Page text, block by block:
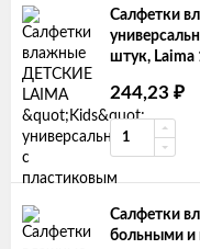
Салфетки
штук, Laima
244,23 ₽
Салфетки
больными